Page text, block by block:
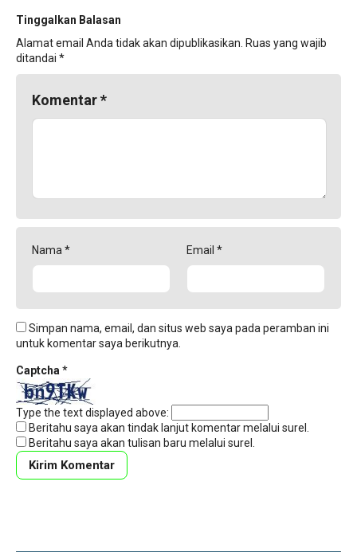
Tinggalkan Balasan
Alamat email Anda tidak akan dipublikasikan. Ruas yang wajib
ditandai *
Komentar*
Nama * Email *
Simpan nama, email, dan situs web saya pada peramban ini
untuk komentar saya berikutnya.
Captcha *
Type the text displayed above:
Beritahu saya akan tindak lanjut komentar melalui surel.
Beritahu saya akan tulisan baru melalui surel.